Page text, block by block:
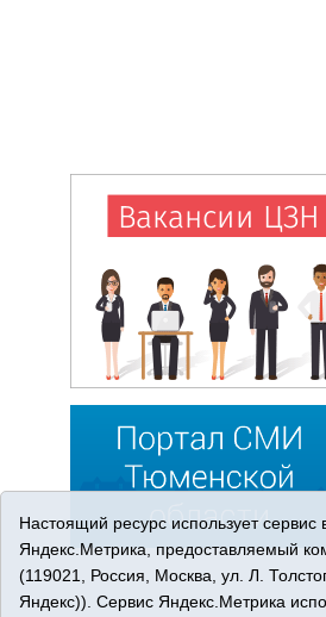
Настоящий ресурс использует сервис
Яндекс.Метрика, предоставляемый
(119021, Россия, Москва, ул. Л.
Яндекс)). Сервис Яндекс.Метрика